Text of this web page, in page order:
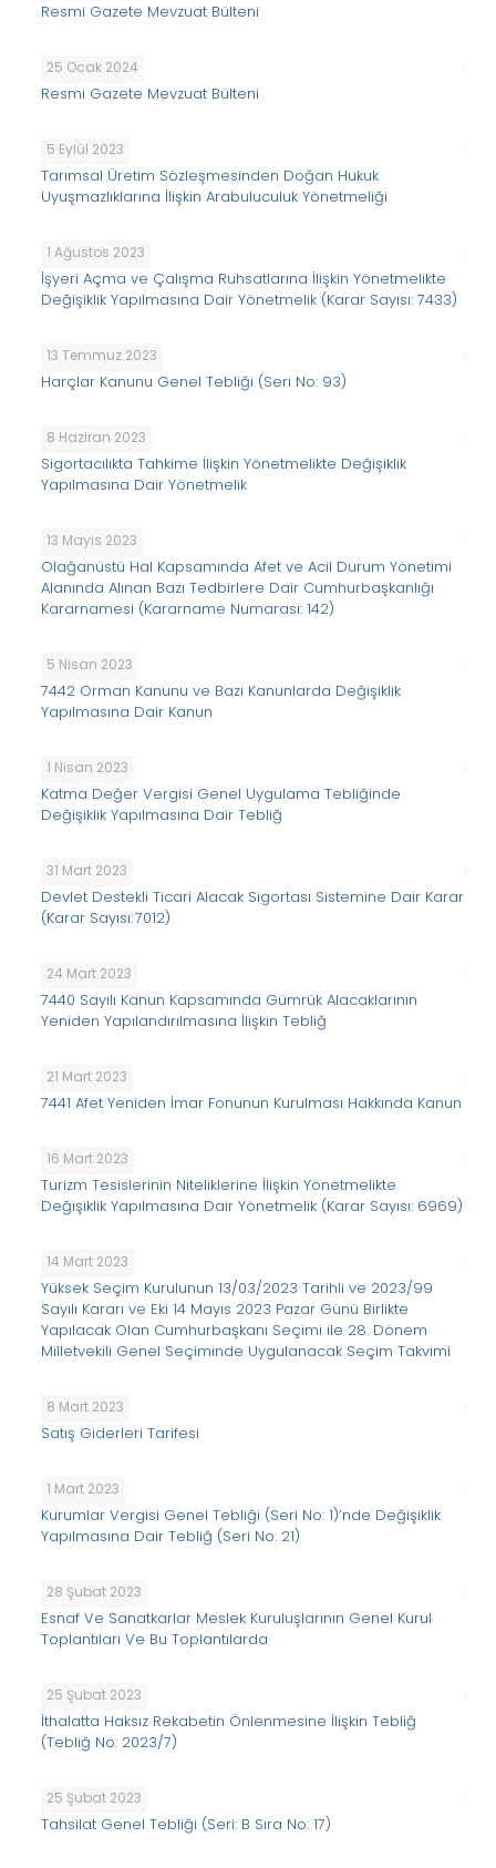
Resmi Gazete Mevzuat Bülteni
25 Ocak 2024
Resmi Gazete Mevzuat Bülteni
5 Eylül 2023
Tarımsal Üretim Sözleşmesinden Doğan Hukuk
Uyuşmazlıklarına İlişkin Arabuluculuk Yönetmeliği
1 Ağustos 2023
İşyeri Açma ve Çalışma Ruhsatlarına İlişkin Yönetmelikte
Değişiklik Yapılmasına Dair Yönetmelik (Karar Sayısı: 7433)
13 Temmuz 2023
Harçlar Kanunu Genel Tebliği (Seri No: 93)
8 Haziran 2023
Sigortacılıkta Tahkime İlişkin Yönetmelikte Değişiklik
Yapılmasına Dair Yönetmelik
13 Mayıs 2023
Olağanüstü Hal Kapsamında Afet ve Acil Durum Yönetimi
Alanında Alınan Bazı Tedbirlere Dair Cumhurbaşkanlığı
Kararnamesi (Kararname Numarası: 142)
5 Nisan 2023
7442 Orman Kanunu ve Bazı Kanunlarda Değişiklik
Yapılmasına Dair Kanun
1 Nisan 2023
Katma Değer Vergisi Genel Uygulama Tebliğinde
Değişiklik Yapılmasına Dair Tebliğ
31 Mart 2023
Devlet Destekli Ticari Alacak Sigortası Sistemine Dair Karar
(Karar Sayısı: 7012)
24 Mart 2023
7440 Sayılı Kanun Kapsamında Gümrük Alacaklarının
Yeniden Yapılandırılmasına İlişkin Tebliğ
21 Mart 2023
7441 Afet Yeniden İmar Fonunun Kurulması Hakkında Kanun
16 Mart 2023
Turizm Tesislerinin Niteliklerine İlişkin Yönetmelikte
Değişiklik Yapılmasına Dair Yönetmelik (Karar Sayısı: 6969)
14 Mart 2023
Yüksek Seçim Kurulunun 13/03/2023 Tarihli ve 2023/99
Sayılı Kararı ve Eki 14 Mayıs 2023 Pazar Günü Birlikte
Yapılacak Olan Cumhurbaşkanı Seçimi ile 28. Dönem
Milletvekili Genel Seçiminde Uygulanacak Seçim Takvimi
8 Mart 2023
Satış Giderleri Tarifesi
1 Mart 2023
Kurumlar Vergisi Genel Tebliği (Seri No: 1)’nde Değişiklik
Yapılmasına Dair Tebliğ (Seri No: 21)
28 Şubat 2023
Esnaf Ve Sanatkarlar Meslek Kuruluşlarının Genel Kurul
Toplantıları Ve Bu Toplantılarda
25 Şubat 2023
İthalatta Haksız Rekabetin Önlenmesine İlişkin Tebliğ
(Tebliğ No: 2023/7)
25 Şubat 2023
Tahsilat Genel Tebliği (Seri: B Sıra No: 17)